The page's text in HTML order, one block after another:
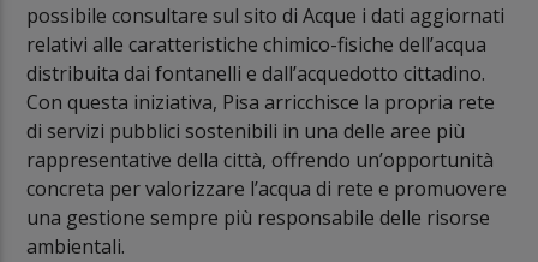
possibile consultare sul sito di Acque i dati aggiornati
relativi alle caratteristiche chimico-fisiche dell’acqua
distribuita dai fontanelli e dall’acquedotto cittadino.
Con questa iniziativa, Pisa arricchisce la propria rete
di servizi pubblici sostenibili in una delle aree più
rappresentative della città, offrendo un’opportunità
concreta per valorizzare l’acqua di rete e promuovere
una gestione sempre più responsabile delle risorse
ambientali.